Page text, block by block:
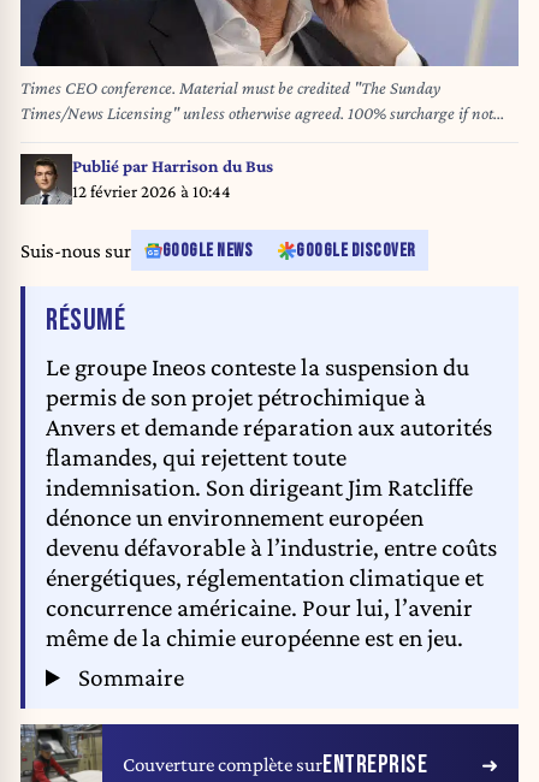
Times CEO conference. Material must be credited "The Sunday
Times/News Licensing" unless otherwise agreed. 100% surcharge if not
credited. Online rights need to be cleared separately. Strictly one time use
only subject to agreement with News Licensing
Publié parHarrison du Bus
12 février 2026 à 10:44
Suis-nous sur GOOGLE NEWS GOOGLE DISCOVER
RÉSUMÉDE L'ARTICLE
Le groupe Ineos conteste la suspension du
permis de son projet pétrochimique à
Anvers et demande réparation aux autorités
flamandes, qui rejettent toute
indemnisation. Son dirigeant Jim Ratcliffe
dénonce un environnement européen
devenu défavorable à l’industrie, entre coûts
énergétiques, réglementation climatique et
concurrence américaine. Pour lui, l’avenir
même de la chimie européenne est en jeu.
Sommaire
Couverture complète surENTREPRISE